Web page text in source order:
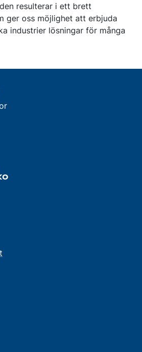
resulterar i ett brett
ger oss möjlighet att erbjuda
industrier lösningar för många